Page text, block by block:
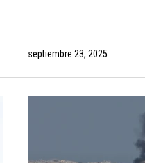
septiembre 23, 2025